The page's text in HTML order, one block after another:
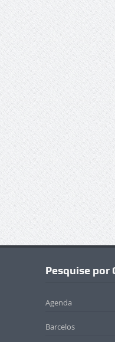
Pesquise por
Agenda
Barcelos